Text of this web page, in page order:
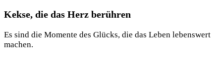
Kekse, die das Herz berühren
Es sind die Momente des Glücks, die das Leben lebenswert
machen.